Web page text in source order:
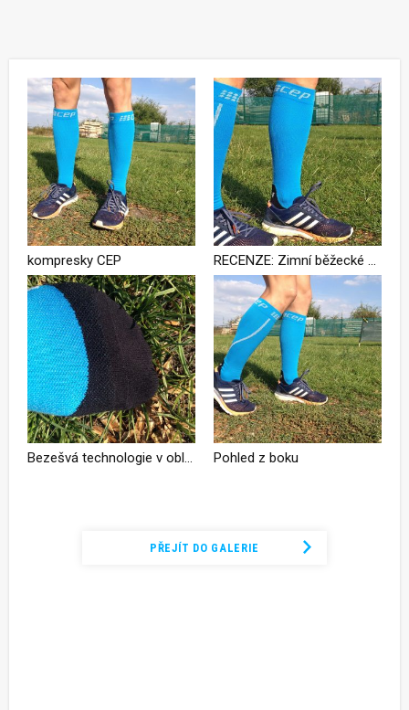
PŘEJÍT DO GALERIE
kompresky CEP RECENZE: Zimní běžecké kompresní podkolenky CEP
Bezešvá technologie v oblasti prstů Pohled z boku